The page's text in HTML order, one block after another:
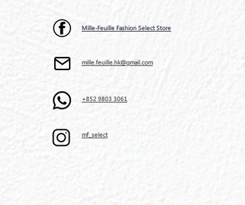
Mille-Feuille Fashion Select Store
mille.feuille.hk@gmail.com
+852 9803 3061
mf_select